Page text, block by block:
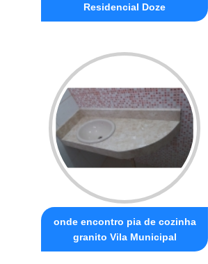
Residencial Doze
onde encontro pia de cozinha
granito Vila Municipal